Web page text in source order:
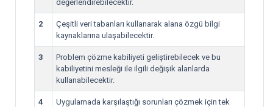
değerlendirebilecektir.
2
Çeşitli veri tabanları kullanarak alana özgü bilgi
kaynaklarına ulaşabilecektir.
3
Problem çözme kabiliyeti geliştirebilecek ve bu
kabiliyetini mesleği ile ilgili değişik alanlarda
kullanabilecektir.
4
Uygulamada karşılaştığı sorunları çözmek için tek